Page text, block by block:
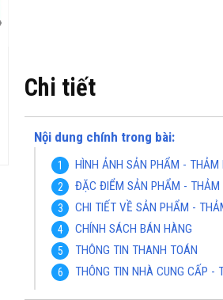
TỔNG KHO CHUYÊN THẢM CUỘN
VINYL KHÁNG KHUẨN TẠI ĐÀ NẴNG
Hotline(Zalo): 0934943033
Chi tiết
Nội dung chính trong bài:
HÌNH ẢNH SẢN PHẨM - THẢM
ĐẶC ĐIỂM SẢN PHẨM - THẢM
CHI TIẾT VỀ SẢN PHẨM -
CHÍNH SÁCH BÁN HÀNG
THÔNG TIN THANH TOÁN
THÔNG TIN NHÀ CUNG CẤP -